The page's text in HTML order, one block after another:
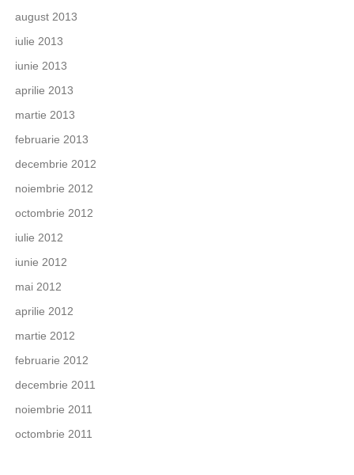
august 2013
iulie 2013
iunie 2013
aprilie 2013
martie 2013
februarie 2013
decembrie 2012
noiembrie 2012
octombrie 2012
iulie 2012
iunie 2012
mai 2012
aprilie 2012
martie 2012
februarie 2012
decembrie 2011
noiembrie 2011
octombrie 2011